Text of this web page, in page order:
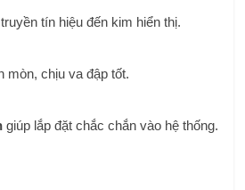
truyền tín hiệu đến kim hiển thị.
mòn, chịu va đập tốt.
giúp lắp đặt chắc chắn vào hệ thống.